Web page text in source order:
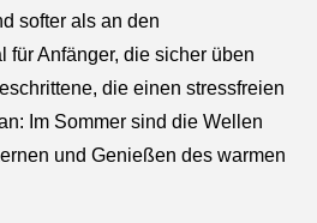
softer als an den
für Anfänger, die sicher üben
die einen stressfreien
Im Sommer sind die Wellen
und Genießen des warmen